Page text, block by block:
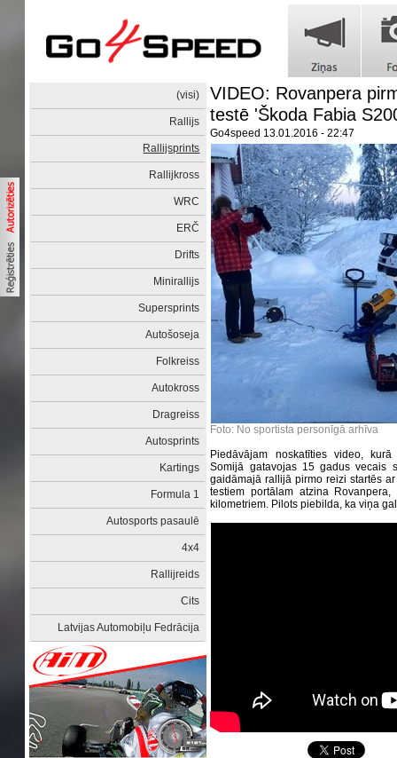
(visi)
Rallijs
Rallijsprints
Rallijkross
WRC
ERČ
Drifts
Minirallijs
Supersprints
Autošoseja
Folkreiss
Autokross
Dragreiss
Autosprints
Kartings
Formula 1
Autosports pasaulē
4x4
Rallijreids
Cits
Latvijas Automobiļu Fedrācija
VIDEO: Rovanpera
testē 'Škoda Fabia
Go4speed 13.01.2016 - 22:47
Foto: No sportista personīgā arhīva
Piedāvājam noskatīties video,
Somijā gatavojas 15 gadus vecais
gaidāmajā rallijā pirmo reizi startēs
testiem portālam atzina
kilometriem. Pilots piebilda, ka viņa